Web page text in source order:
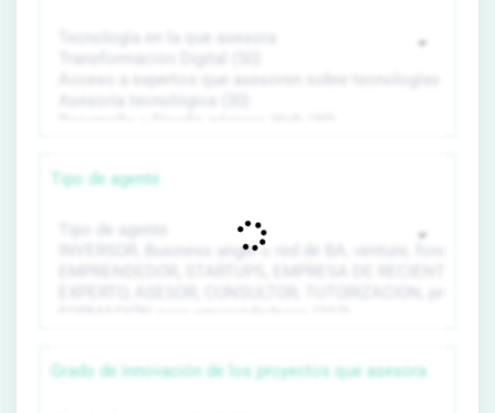
Tipo de agente
Grado de innovación de los proyectos que asesora